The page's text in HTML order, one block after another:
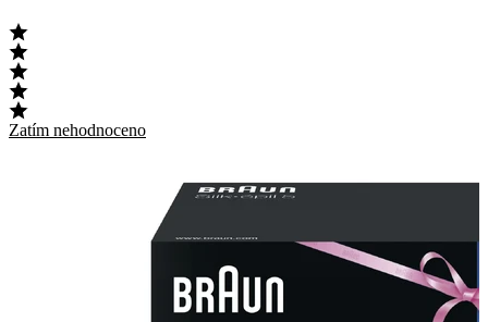
Zatím nehodnoceno